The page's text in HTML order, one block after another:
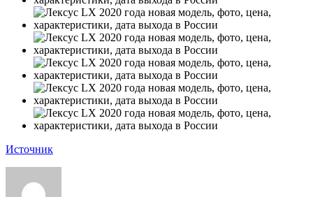
Источник